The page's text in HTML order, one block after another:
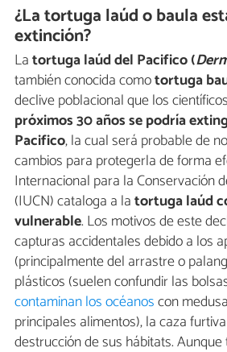
¿La tortuga laúd o baula
extinción?
Latortuga laúd del Pacifico (
también conocida comotortuga
declive poblacional que los
próximos 30 años se podría
Pacifico, la cual será probable de
cambios para protegerla de forma
Internacional para la Conservación
(IUCN) cataloga a latortuga laúd
vulnerable. Los motivos de este
capturas accidentales debido a los
(principalmente del arrastre o
plásticos (suelen confundir las
contaminan los océanoscon
principales alimentos), la caza
destrucción de sus hábitats.